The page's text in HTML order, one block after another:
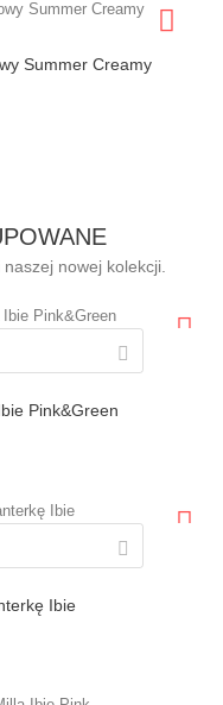
Summer Creamy
nowej kolekcji.
Pink&Green
Ibie